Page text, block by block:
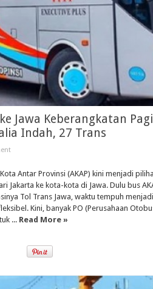
Jawa Keberangkatan
Indah, 27 Trans
Antar Provinsi (AKAP) kini menjadi
Jakarta ke kota-kota di Jawa. Dulu bus
Tol Trans Jawa, waktu tempuh
Kini, banyak PO (Perusahaan
... Read More »